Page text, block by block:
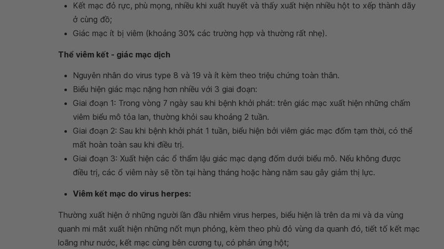
Kết mạc đỏ rực, phù mọng, nhiều khi xuất huyết và thấy xuất hiện nhiều hột to xếp thành dãy
ở cùng đồ;
Giác mạc ít bị viêm (khoảng 30% các trường hợp và thường rất nhẹ).
Thể viêm kết - giác mạc dịch
Nguyên nhân do virus type 8 và 19 và ít kèm theo triệu chứng toàn thân.
Biểu hiện giác mạc nặng hơn nhiều với 3 giai đoạn:
Giai đoạn 1: Trong vòng 7 ngày sau khi bệnh khởi phát: trên giác mạc xuất hiện những chấm
viêm biểu mô tỏa lan, thường khỏi sau khoảng 2 tuần.
Giai đoạn 2: Sau khi bệnh khởi phát 1 tuần, biểu hiện bởi viêm giác mạc đốm tạm thời, có thể
mất hoàn toàn sau khi điều trị.
Giai đoạn 3: Xuất hiện các ổ thẩm lậu giác mạc dạng đốm dưới biểu mô. Nếu không được
điều trị, các ổ viêm này sẽ tồn tại hàng tháng hoặc hàng năm sau gây giảm thị lực.
Viêm kết mạc do virus herpes:
Thường xuất hiện ở những người lần đầu nhiễm virus herpes, biểu hiện là trên da mi và da vùng
quanh mi mắt xuất hiện những nốt mụn phỏng, kèm theo phù đỏ vùng da quanh đó, tiết tố kết mạc
loãng như nước, kết mạc cùng bên cương tụ, có phản ứng hột;